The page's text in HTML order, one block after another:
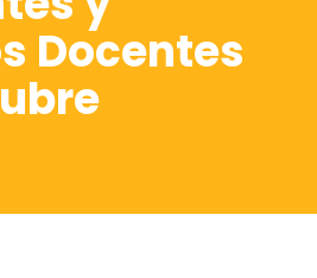
Docentes